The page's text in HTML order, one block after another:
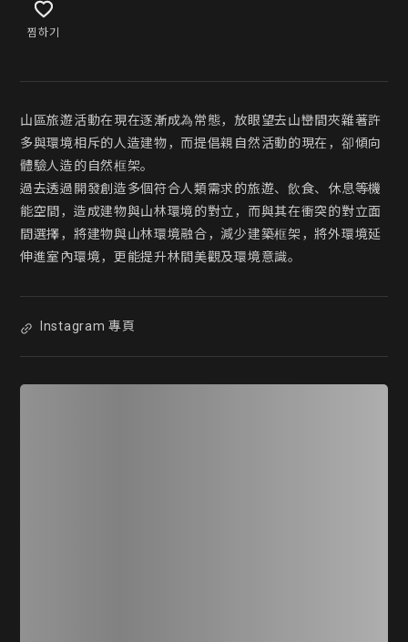
찜하기
山區旅遊活動在現在逐漸成為常態，放眼望去山巒間夾雜著許
多與環境相斥的人造建物，而提倡親自然活動的現在，卻傾向
體驗人造的自然框架。
過去透過開發創造多個符合人類需求的旅遊、飲食、休息等機
能空間，造成建物與山林環境的對立，而與其在衝突的對立面
間選擇，將建物與山林環境融合，減少建築框架，將外環境延
伸進室內環境，更能提升林間美觀及環境意識。
Instagram 專頁